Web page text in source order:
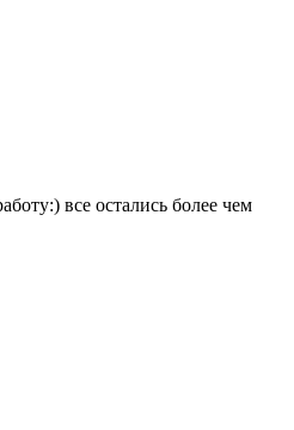
все остались более чем